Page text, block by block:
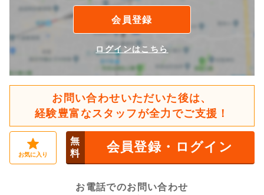
会員登録
ログインはこちら
お問い合わせいただいた後は、
経験豊富なスタッフが全力でご支援！
お気に入り
無
料
会員登録・ログイン
お電話でのお問い合わせ